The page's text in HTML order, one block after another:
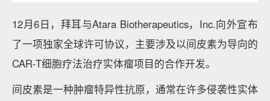
12月6日，拜耳与Atara Biotherapeutics，Inc.向外宣布
了一项独家全球许可协议，主要涉及以间皮素为导向的
CAR-T细胞疗法治疗实体瘤项目的合作开发。
间皮素是一种肿瘤特异性抗原，通常在许多侵袭性实体